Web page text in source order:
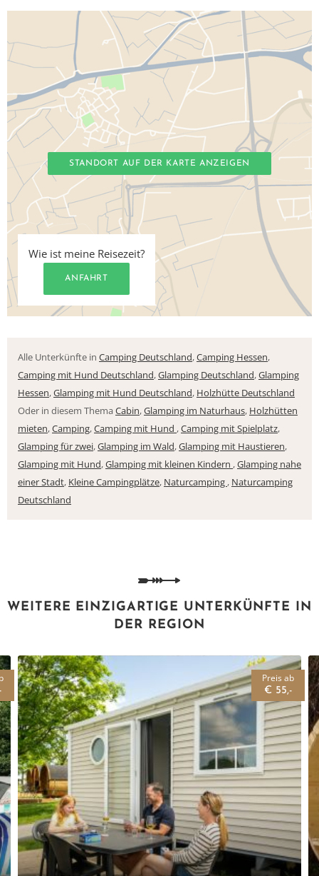
STANDORT AUF DER KARTE ANZEIGEN
Wie ist meine Reisezeit?
ANFAHRT
Alle Unterkünfte in Camping Deutschland,Camping Hessen,
Camping mit Hund Deutschland,Glamping Deutschland,Glamping
Hessen,Glamping mit Hund Deutschland, Holzhütte Deutschland
Oder in diesem ThemaCabin,Glamping im Naturhaus, Holzhütten
mieten,Camping,Camping mit Hund ,Camping mit Spielplatz,
Glamping für zwei,Glamping im Wald,Glamping mit Haustieren,
Glamping mit Hund,Glamping mit kleinen Kindern ,Glamping nahe
einer Stadt, Kleine Campingplätze, Naturcamping , Naturcamping
Deutschland
WEITERE EINZIGARTIGE UNTERKÜNFTE IN
DER REGION
Preis ab
€ 55,-